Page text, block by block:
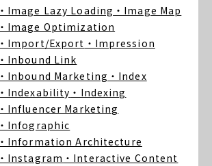
・Image Lazy Loading ・Image Map
・Image Optimization
・Import/Export ・Impression
・Inbound Link
・Inbound Marketing ・Index
・Indexability ・Indexing
・Influencer Marketing
・Infographic
・Information Architecture
・Instagram ・Interactive Content